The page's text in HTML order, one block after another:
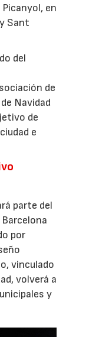
en
Sant
del
de
Navidad
de
e
parte del
por
vinculado
volverá a
y